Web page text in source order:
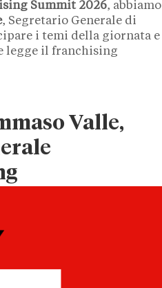
Summit 2026, abbiamo
, Segretario Generale di
i temi della giornata e
legge il franchising
Valle,